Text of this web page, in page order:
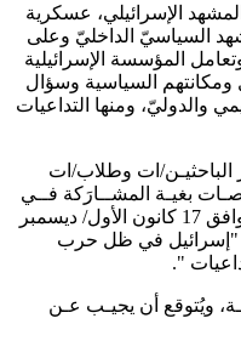
الإسرائيلي، عسكرية
السياسيّ الداخليّ وعلى
المؤسسة الإسرائيلية
ومكانتهم السياسية وسؤال
والدوليّ، ومنها التداعيات
الباحثيـن/ات وطلاب/ات
بغيـة المشــارَكة فــي
مؤتمر أكاديمي، سيُعقد يوم الثلاثاء الموافق 17 كانون الأول/ ديسمبر
"إسرائيل في ظل حرب
".
المطلوب هو 500 كلمــة، ويُتوقع أن يجيـب عـن